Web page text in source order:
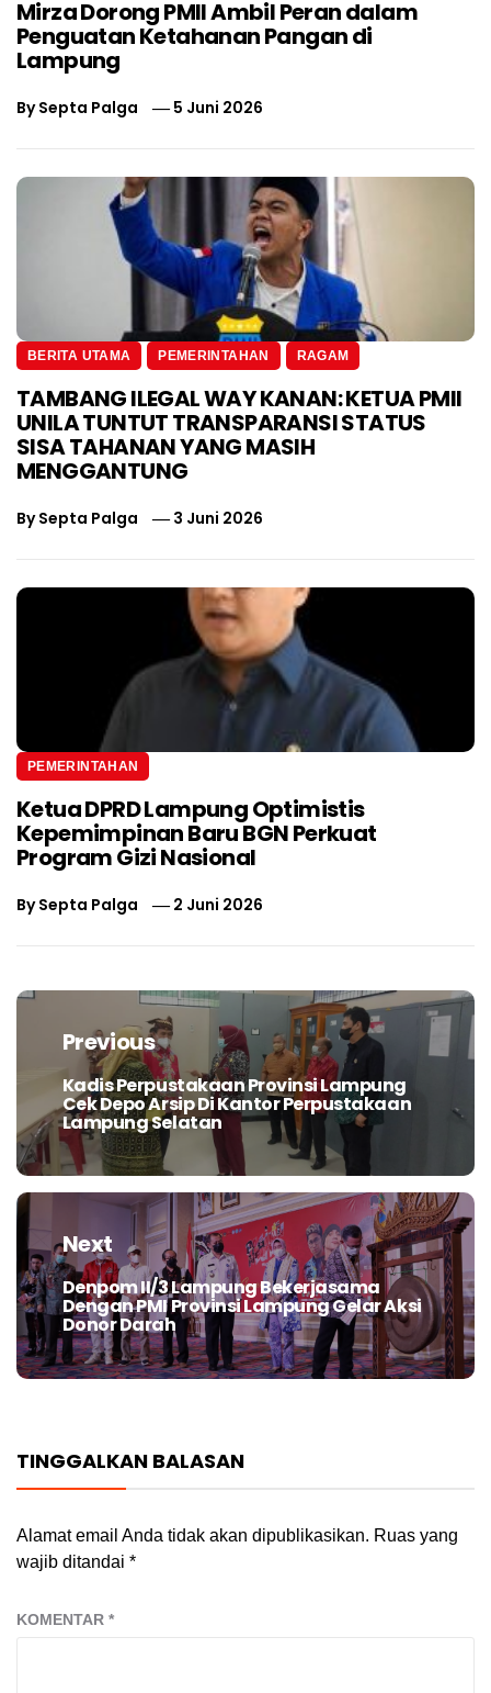
Mirza Dorong PMII Ambil Peran dalam
Penguatan Ketahanan Pangan di
Lampung
BySepta Palga 5 Juni 2026
BERITA UTAMA PEMERINTAHAN RAGAM
TAMBANG ILEGAL WAY KANAN: KETUA PMII
UNILA TUNTUT TRANSPARANSI STATUS
SISA TAHANAN YANG MASIH
MENGGANTUNG
BySepta Palga 3 Juni 2026
PEMERINTAHAN
Ketua DPRD Lampung Optimistis
Kepemimpinan Baru BGN Perkuat
Program Gizi Nasional
BySepta Palga 2 Juni 2026
Navigasi
posPrevious
Previous
post:
Kadis Perpustakaan Provinsi Lampung
Cek Depo Arsip Di Kantor Perpustakaan
Lampung Selatan
Next
Next
post:
Denpom II/3 Lampung Bekerjasama
Dengan PMI Provinsi Lampung Gelar Aksi
Donor Darah
TINGGALKAN BALASAN
Alamat email Anda tidak akan dipublikasikan. Ruas yang
wajib ditandai *
KOMENTAR *